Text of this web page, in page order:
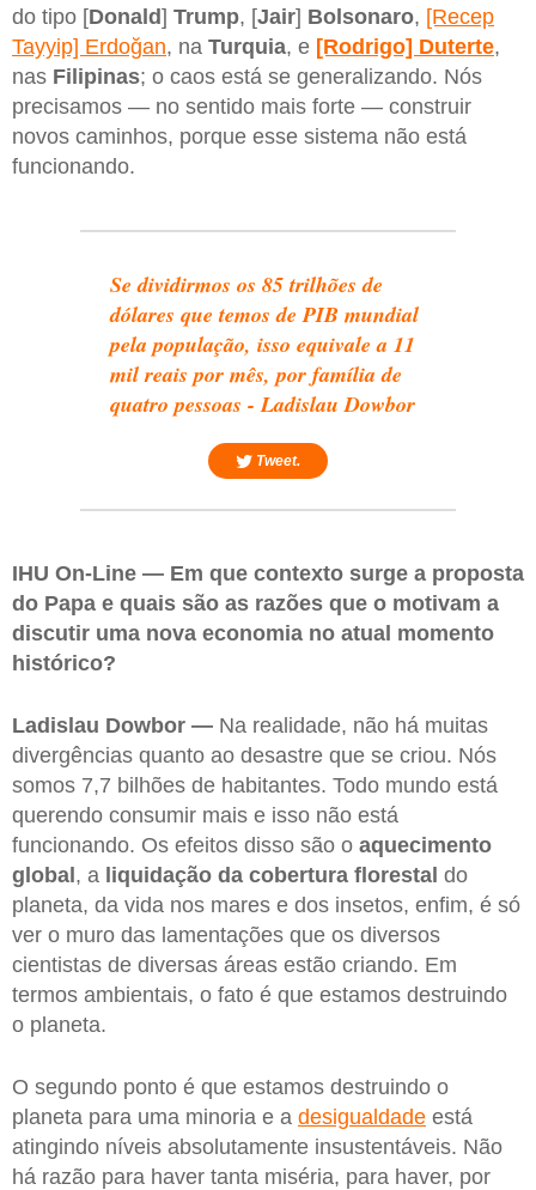
do tipo [Donald] Trump, [Jair] Bolsonaro, [Recep
Tayyip] Erdoğan, na Turquia, e [Rodrigo] Duterte,
nas Filipinas; o caos está se generalizando. Nós
precisamos — no sentido mais forte — construir
novos caminhos, porque esse sistema não está
funcionando.
Se dividirmos os 85 trilhões de
dólares que temos de PIB mundial
pela população, isso equivale a 11
mil reais por mês, por família de
quatro pessoas - Ladislau Dowbor
Tweet.
IHU On-Line — Em que contexto surge a proposta
do Papa e quais são as razões que o motivam a
discutir uma nova economia no atual momento
histórico?
Ladislau Dowbor — Na realidade, não há muitas
divergências quanto ao desastre que se criou. Nós
somos 7,7 bilhões de habitantes. Todo mundo está
querendo consumir mais e isso não está
funcionando. Os efeitos disso são o aquecimento
global , a liquidação da cobertura florestal do
planeta, da vida nos mares e dos insetos, enfim, é só
ver o muro das lamentações que os diversos
cientistas de diversas áreas estão criando. Em
termos ambientais, o fato é que estamos destruindo
o planeta.
O segundo ponto é que estamos destruindo o
planeta para uma minoria e a desigualdade está
atingindo níveis absolutamente insustentáveis. Não
há razão para haver tanta miséria, para haver, por